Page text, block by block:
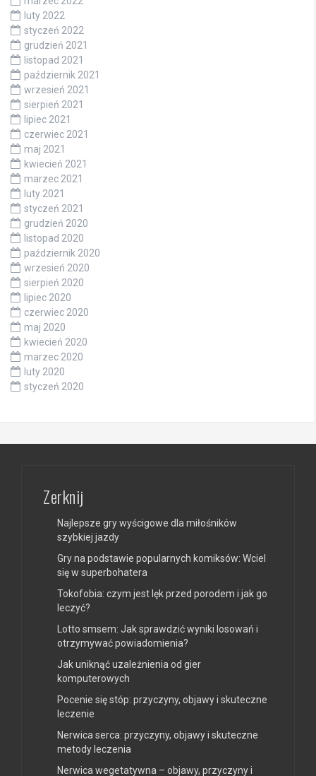
luty 2022
styczeń 2022
grudzień 2021
listopad 2021
październik 2021
wrzesień 2021
sierpień 2021
lipiec 2021
czerwiec 2021
maj 2021
kwiecień 2021
marzec 2021
luty 2021
styczeń 2021
grudzień 2020
listopad 2020
październik 2020
wrzesień 2020
sierpień 2020
lipiec 2020
czerwiec 2020
maj 2020
kwiecień 2020
marzec 2020
luty 2020
styczeń 2020
Zerknij
Najlepsze gry wyścigowe dla miłośników
szybkiej jazdy
Gry na podstawie popularnych komiksów: Wciel
się w superbohatera
Tokofobia: czym jest lęk przed porodem i jak go
leczyć?
Lotto smsem: Jak sprawdzić wyniki losowań i
otrzymywać powiadomienia?
Jak uniknąć uzależnienia od gier
komputerowych
Pocenie się stóp: przyczyny, objawy i skuteczne
leczenie
Nerwica serca: przyczyny, objawy i skuteczne
metody leczenia
Nerwica wegetatywna – objawy, przyczyny i